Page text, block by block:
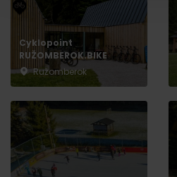
Cyklopoint
RUŽOMBEROK.BIKE
Ružomberok